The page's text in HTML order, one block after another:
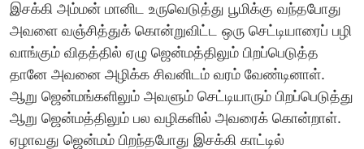
இசக்கி அம்மன் மானிட உருவெடுத்து பூமிக்கு வந்தபோது
அவளை வஞ்சித்துக் கொன்றுவிட்ட ஒரு செட்டியாரைப் பழி
வாங்கும் விதத்தில் ஏழு ஜென்மத்திலும் பிறப்பெடுத்த
தானே அவனை அழிக்க சிவனிடம் வரம் வேண்டினாள்.
ஆறு ஜென்மங்களிலும் அவளும் செட்டியாரும் பிறப்பெடுத்து
ஆறு ஜென்மத்திலும் பல வழிகளில் அவரைக் கொன்றாள்.
ஏழாவது ஜென்மம் பிறந்தபோது இசக்கி காட்டில்